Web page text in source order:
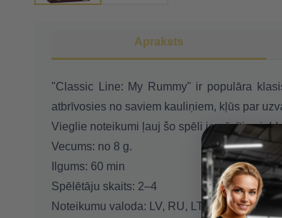
Apraksts
"Classic Line: My Rummy" ir populāra
atbrīvosies no saviem kauliņiem, kļūs par
Vieglie noteikumi ļauj šo spēli iemācīties
Vecums: no 8 g.
Ilgums: 60 min
Spēlētāju skaits: 2–4
Noteikumu valoda: LV, RU, LT, EE